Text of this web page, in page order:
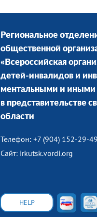
Региональное
общественной
«Всероссийская
детей-инвалидов и
ментальными и
в представительстве
области
Телефон: +7 (904) 152-29-49
Сайт: irkutsk.vordi.org
HELP